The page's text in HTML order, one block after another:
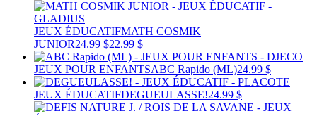
JEUX ÉDUCATIFMATH COSMIK
JUNIOR24.99 $22.99 $
JEUX POUR ENFANTSABC Rapido (ML)24.99 $
JEUX ÉDUCATIFDEGUEULASSE!24.99 $